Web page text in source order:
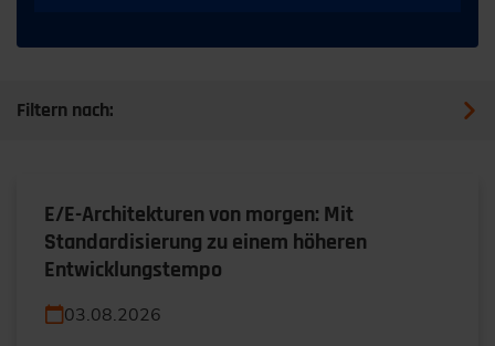
Filtern nach:
E/E-Architekturen von morgen: Mit
Standardisierung zu einem höheren
Entwicklungstempo
03.08.2026